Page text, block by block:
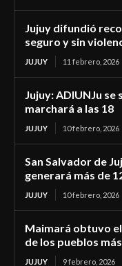
Jujuy difundió
seguro y sin
JUJUY 11 febrero, 2026
Jujuy: ADIUNJu
marchará a las 18
JUJUY 10 febrero, 2026
San Salvador de
generará más de
JUJUY 10 febrero, 2026
Maimará obtuvo
de los pueblos
JUJUY 9 febrero, 2026